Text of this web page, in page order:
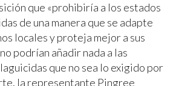
que «prohibiría a los estados
de una manera que se adapte
locales y proteja mejor a sus
podrían añadir nada a las
que no sea lo exigido por
la representante Pingree